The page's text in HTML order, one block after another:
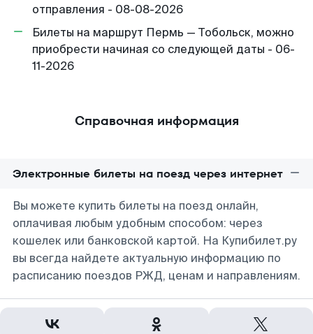
отправления - 08-08-2026
Билеты на маршрут Пермь — Тобольск, можно
приобрести начиная со следующей даты - 06-
11-2026
Справочная информация
Электронные билеты на поезд через интернет
Вы можете купить билеты на поезд онлайн,
оплачивая любым удобным способом: через
кошелек или банковской картой. На Купибилет.ру
вы всегда найдете актуальную информацию по
расписанию поездов РЖД, ценам и направлениям.